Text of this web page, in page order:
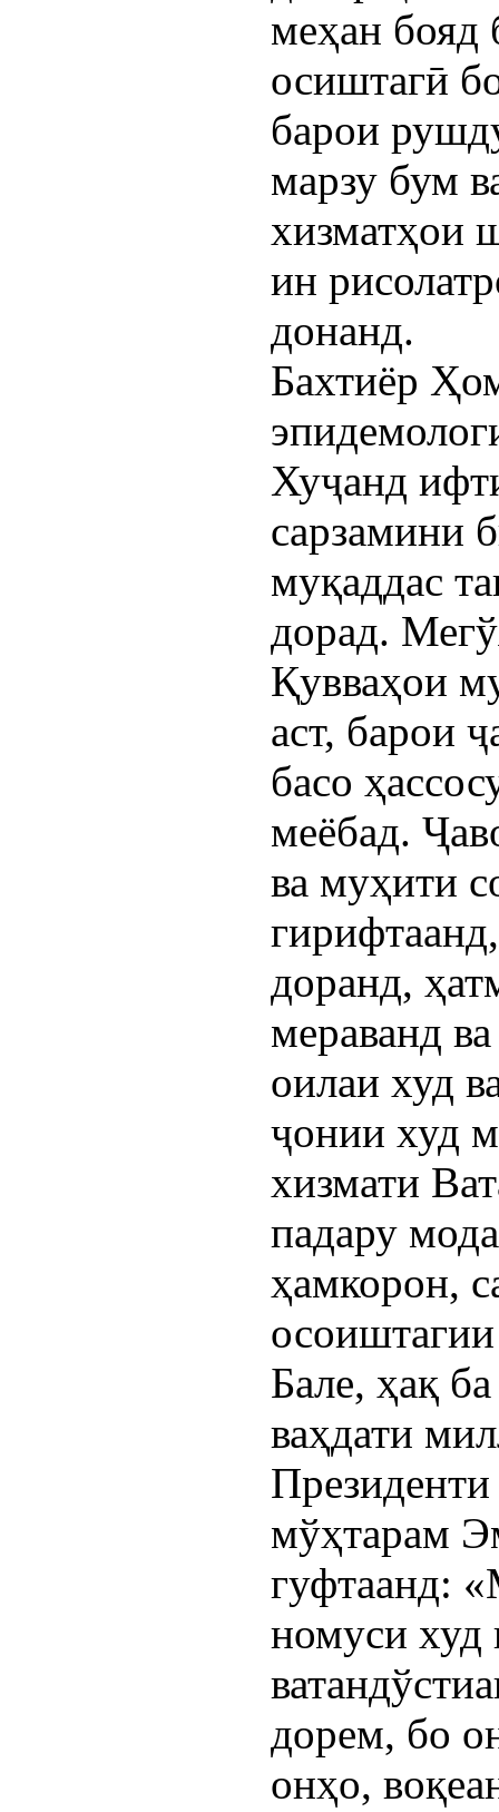
меҳан бояд
осиштагӣ
барои
марзу бум
хизматҳои
ин
донанд.
Бахтиёр
Хуҷанд
сарзамини
муқаддас
дорад.
Қувваҳои
аст, барои
басо
меёбад.
ва муҳити
доранд,
мераванд
оилаи худ
ҷонии худ
хизмати
падару
ҳамкорон,
Бале, ҳақ
ваҳдати
мўҳтарам
гуфтаанд:
номуси худ
дорем, бо
онҳо,